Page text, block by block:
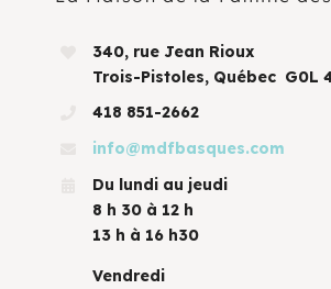
340, rue Jean Rioux
Trois-Pistoles, Québec G0L
418 851-2662
info@mdfbasques.com
Du lundi au jeudi
8 h 30 à 12 h
13 h à 16 h30
Vendredi